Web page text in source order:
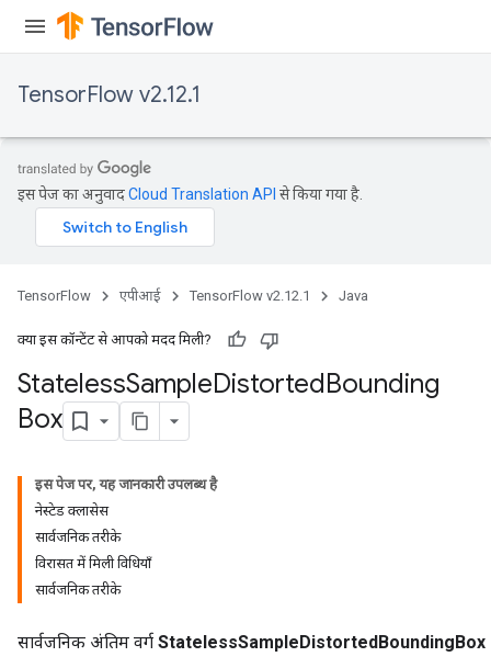
TensorFlow v2.12.1
इस पेज का अनुवादCloud Translation API से किया गया है.
TensorFlow एपीआई TensorFlow v2.12.1 Java
क्या इस कॉन्टेंट से आपको मदद मिली?
StatelessSampleDistortedBounding
Box
इस पेज पर, यह जानकारी उपलब्ध है
नेस्टेड क्लासेस
सार्वजनिक तरीके
विरासत में मिली विधियाँ
सार्वजनिक तरीके
सार्वजनिक अंतिम वर्ग StatelessSampleDistortedBoundingBox